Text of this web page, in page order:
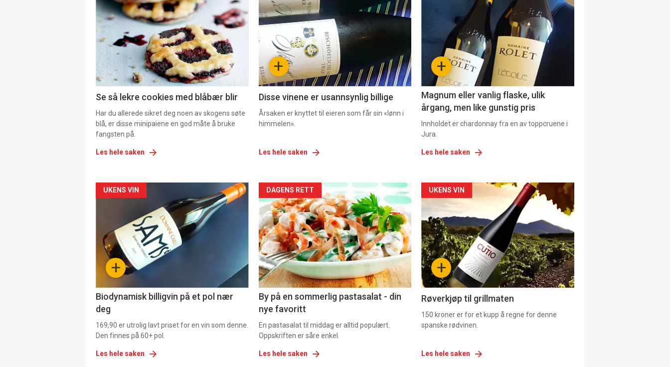
Se så lekre cookies med blåbær blir
Har du allerede sikret deg noen av skogens søte
blå, er disse minipaiene en god måte å bruke
fangsten på.
Les hele saken
akkurat
nå
2 +
Disse vinene er usannsynlig billige
Årsaken er knyttet til eieren som får sin «lønn i
himmelen».
Les hele saken
akkurat
nå
+
Magnum eller vanlig flaske, ulik
årgang, men like gunstig pris
Innholdet er chardonnay fra en av toppcruene i
Jura.
Les hele saken
Forsiden
akkurat
nå
-
+
UKENS VIN
Biodynamisk billigvin på et pol nær
deg
169,90 er utrolig lavt priset for en vin som denne.
Den finnes på 60+ pol.
Les hele saken
Forsiden
akkurat
nå
-
5
DAGENS RETT
By på en sommerlig pastasalat - din
nye favoritt
En pastasalat til middag er alltid populært.
Oppskriften er såre enkel.
Les hele saken
Forsiden
akkurat
nå
-
6 +
UKENS VIN
Røverkjøp til grillmaten
150 kroner er for et kupp å regne for denne
spanske rødvinen.
Les hele saken